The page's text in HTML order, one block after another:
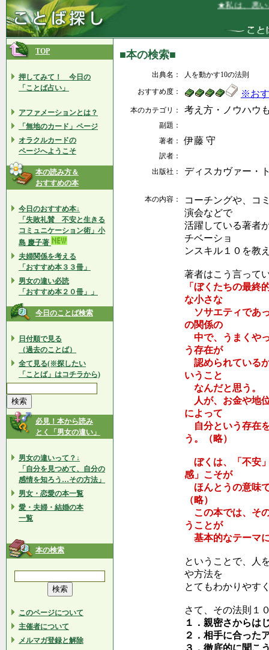
★私は、悪いと
TOP
押してみて！ 今日の
「ことば占い」
アファメーションとは？
「無地のカード」ページ
オラクルカードの
ページへようこそ
本の読み方＆
おすすめの本
今日のおすすめ本↓
「失敗礼賛 不安と生きる
コミュニケーション術」小
島 慶子著
夫婦関係を考える
「おすすめ本３３冊」
男女の違い必読
「おすすめ本２０冊」」
今日のことば検索
日付順で見る
（過去のことば）
全て見る(※探したい
「ことば」はコチラから)
必見！本から読み
とく「男女の違い」
男女の違いって？↓
「自分を見つめて、自分の
感情を知ろう…その方法」
男女・恋愛の本一覧
愛・夫婦・結婚の本
一覧
本の検索
このページについて
主催者について
メルマガ登録と解除
■本の検索■
出典名：
人を動かす10の法則
おすすめ度：
※お
本のカテゴリ： 考え方・ノウハウ
副題：
著者：
伊藤 守
訳者：
出版社：
ディスカヴァー・
本の内容：
コーチングや、コ
演会などで
活躍している著者
チベーショ
ンスキル１０を教
著者はこう言って
「ぼくたちの最終
な小さな
ソサエティであ
の関係の
中で、うまくや
う存在が
認められている
いうこと
なんだと思う。
人が、お金や地
によって
自分という存在
う。（略）
ぼくは、「不安
感」こそが
ほんとうの意味
（略）
この本では、そ
うことが
基本的なテーマ
ということで、人
や方法を
とてもわかりやす
さて、その法則１
１．親密さからは
２．相手に合った
３．徹底的に聞こ